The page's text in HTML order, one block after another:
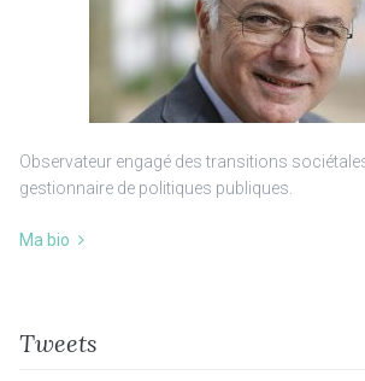
Observateur engagé des transitions
gestionnaire de politiques publiques.
Ma bio
Tweets